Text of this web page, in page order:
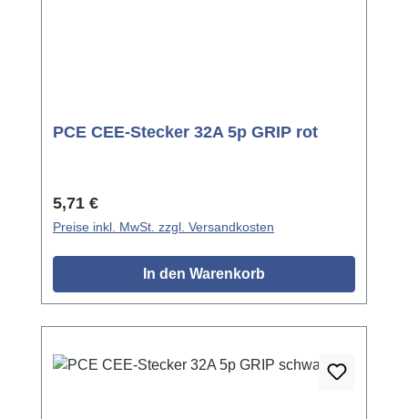
PCE CEE-Stecker 32A 5p GRIP rot
Regulärer Preis:
5,71 €
Preise inkl. MwSt. zzgl. Versandkosten
In den Warenkorb